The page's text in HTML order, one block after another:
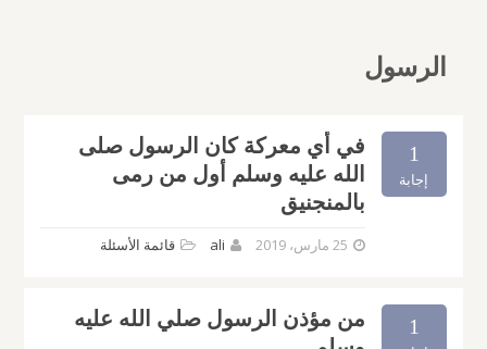
الرسول
1
إجابة
في أي معركة كان الرسول صلى
الله عليه وسلم أول من رمى
بالمنجنيق
25 مارس، 2019 ali قائمة الأسئلة
1
من مؤذن الرسول صلي الله عليه